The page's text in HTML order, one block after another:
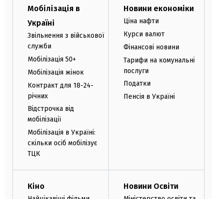
Мобілізація в
Україні
Звільнення з військової
служби
Мобілізація 50+
Мобілізація жінок
Контракт для 18-24-
річних
Відстрочка від
мобілізації
Мобілізація в Україні:
скільки осіб мобілізує
ТЦК
Новини економіки
Ціна нафти
Курси валют
Фінансові новини
Тарифи на комунальні
послуги
Податки
Пенсія в Україні
Кіно Новини Освіти